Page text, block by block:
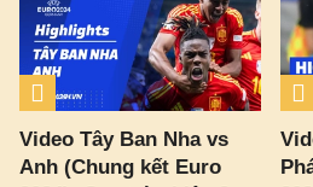
Video Tây Ban Nha vs
Anh (Chung kết Euro